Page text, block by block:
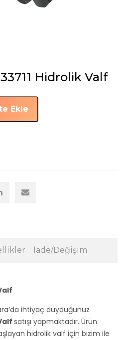
Hidrolik Valf
Ekle
İade/Değişim
ihtiyaç duyduğunuz
satışı yapmaktadır. Ürün
hidrolik valf için bizim ile